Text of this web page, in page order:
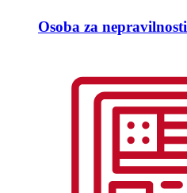
Osoba za nepravilnosti